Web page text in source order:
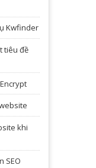
Kwfinder
tiêu đề
khi
SEO